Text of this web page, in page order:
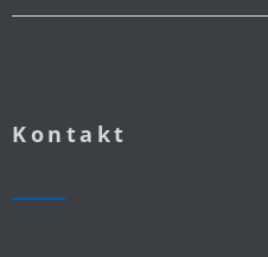
Kontakt